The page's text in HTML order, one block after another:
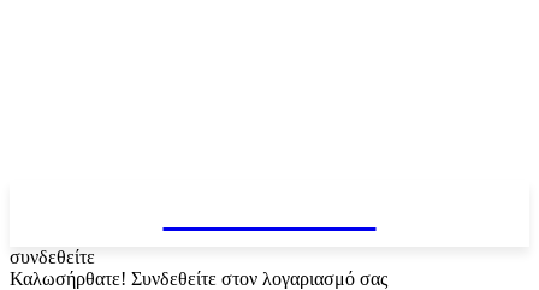
συνδεθείτε
Καλωσήρθατε! Συνδεθείτε στον λογαριασμό σας